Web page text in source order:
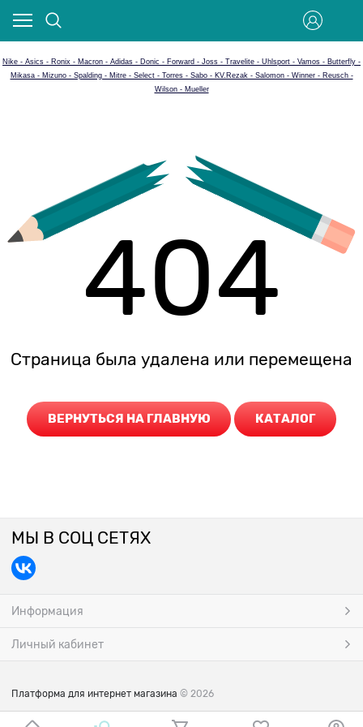
Nike - Asics - Ronix - Macron - Adidas - Donic - Forward - Joss - Travelite - Uhlsport - Vamos - Butterfly -
Mikasa - Mizuno - Spalding - Mitre - Select - Torres - Sabo - KV.Rezak - Salomon - Winner - Reusch -
Wilson - Mueller
404
Страница была удалена или перемещена
ВЕРНУТЬСЯ НА ГЛАВНУЮ КАТАЛОГ
МЫ В СОЦ СЕТЯХ
Информация
Личный кабинет
Платформа для интернет магазина © 2026